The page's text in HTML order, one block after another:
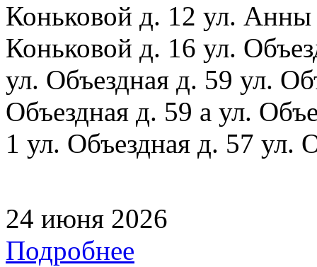
Коньковой д. 12 ул.
Коньковой д. 16 ул.
ул. Объездная д. 59 ул.
Объездная д. 59 а ул.
1 ул. Объездная д. 57 ул.
24 июня 2026
Подробнее